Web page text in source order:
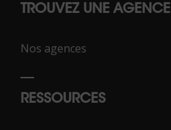
TROUVEZ UNE AGENCE
Nos agences
RESSOURCES